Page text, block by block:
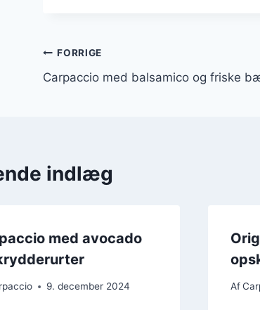
Indlægsnavigation
FORRIGE
Carpaccio med balsamico og friske
indlæg
med avocado
9. december 2024 Af